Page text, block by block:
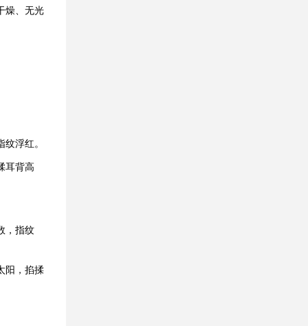
燥、无光
浮红。
耳背高
，指纹
阳，掐揉